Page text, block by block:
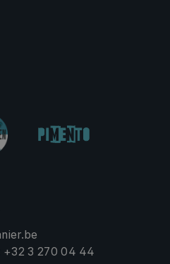
+32 3 270 04 44